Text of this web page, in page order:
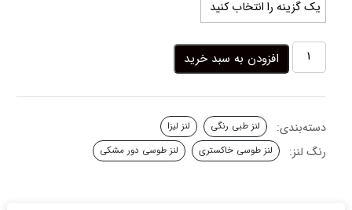
لنز
طوسی
دوردار
گری
لیزا
عدد
افزودن به سبد خرید
دسته‌بندی: لنز طبی رنگی لنز لیزا
رنگ لنز: لنز طوسی خاکستری لنز طوسی دور مشکی